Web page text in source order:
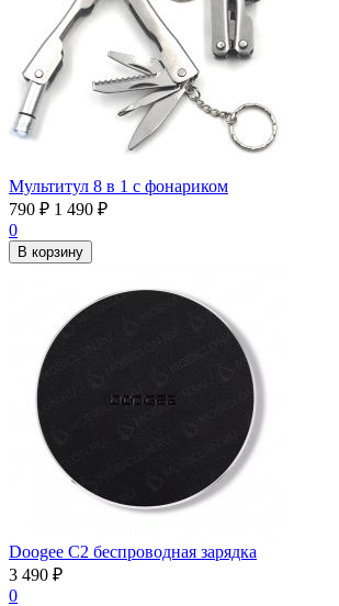
Мультитул 8 в 1 с фонариком
790 ₽ 1 490 ₽
0
В корзину
Doogee C2 беспроводная зарядка
3 490 ₽
0